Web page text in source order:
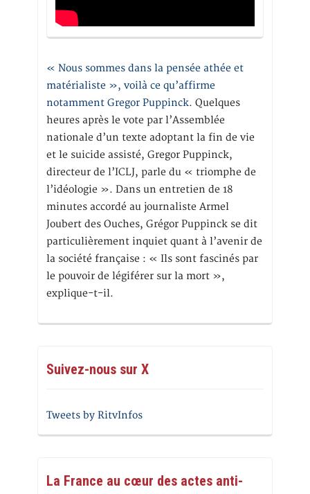
« Nous sommes dans la pensée athée et
matérialiste », voilà ce qu’affirme
notamment Gregor Puppinck. Quelques
heures après le vote par l’Assemblée
nationale d’un texte adoptant la fin de vie
et le suicide assisté, Gregor Puppinck,
directeur de l’ICLJ, parle du « triomphe de
l’idéologie ». Dans un entretien de 18
minutes accordé au journaliste Armel
Joubert des Ouches, Grégor Puppinck se dit
particulièrement inquiet quant à l’avenir de
la société française : « Ils sont fascinés par
le pouvoir de légiférer sur la mort »,
explique-t-il.
Suivez-nous sur X
Tweets by RitvInfos
La France au cœur des actes anti-